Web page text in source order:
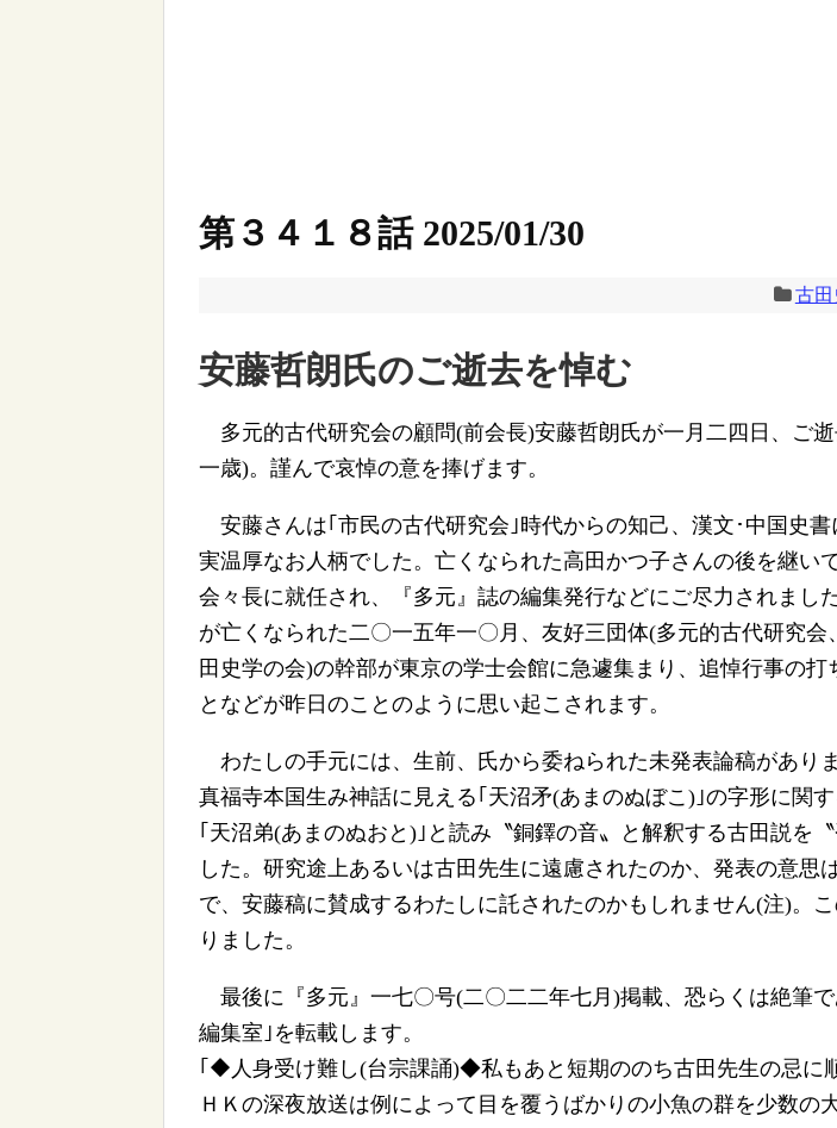
第３４１８話 2025/01/30
古田
安藤哲朗氏のご逝去を悼む
多元的古代研究会の顧問(前会長)安藤哲朗氏が一月二四日、ご
一歳)。謹んで哀悼の意を捧げます。
安藤さんは｢市民の古代研究会｣時代からの知己、漢文･中国史
実温厚なお人柄でした。亡くなられた高田かつ子さんの後を継い
会々長に就任され、『多元』誌の編集発行などにご尽力されまし
が亡くなられた二〇一五年一〇月、友好三団体(多元的古代研究会
田史学の会)の幹部が東京の学士会館に急遽集まり、追悼行事の打
となどが昨日のことのように思い起こされます。
わたしの手元には、生前、氏から委ねられた未発表論稿があり
真福寺本国生み神話に見える｢天沼矛(あまのぬぼこ)｣の字形に関
｢天沼弟(あまのぬおと)｣と読み〝銅鐸の音〟と解釈する古田説を
した。研究途上あるいは古田先生に遠慮されたのか、発表の意思
で、安藤稿に賛成するわたしに託されたのかもしれません(注)。
りました。
最後に『多元』一七〇号(二〇二二年七月)掲載、恐らくは絶筆で
編集室｣を転載します。
｢◆人身受け難し(台宗課誦)◆私もあと短期ののち古田先生の忌に
ＨＫの深夜放送は例によって目を覆うばかりの小魚の群を少数の